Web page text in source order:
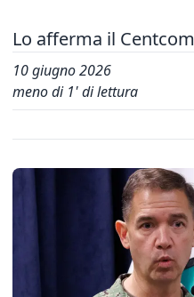
Lo afferma il Centcom
10 giugno 2026
meno di 1' di lettura